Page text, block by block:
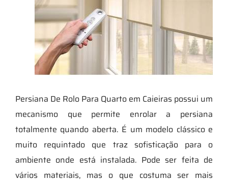
Persiana De Rolo Para Quarto em Caieiras possui um
mecanismo que permite enrolar a persiana
totalmente quando aberta. É um modelo clássico e
muito requintado que traz sofisticação para o
ambiente onde está instalada. Pode ser feita de
vários materiais, mas o que costuma ser mais